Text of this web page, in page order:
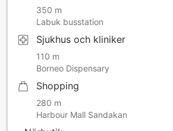
350 m
Labuk busstation
Sjukhus och kliniker
110 m
Borneo Dispensary
Shopping
280 m
Harbour Mall Sandakan